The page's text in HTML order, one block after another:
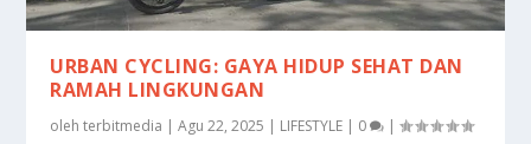
URBAN CYCLING: GAYA HIDUP SEHAT DAN
RAMAH LINGKUNGAN
olehterbitmedia |Agu 22, 2025 | LIFESTYLE | 0 |